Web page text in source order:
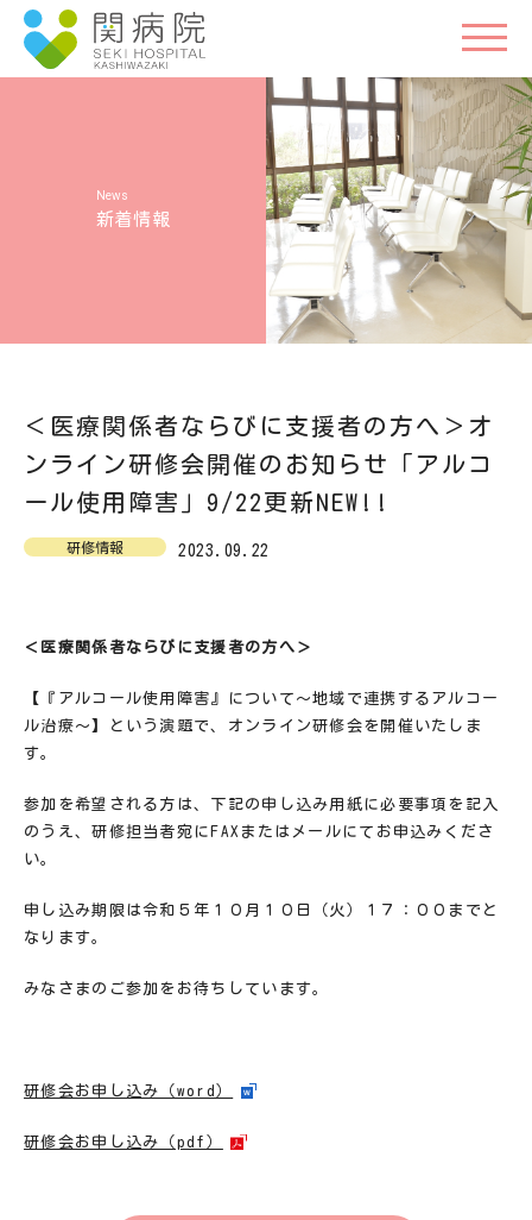
新着情報
＜医療関係者ならびに支援者の方へ＞オ
ンライン研修会開催のお知らせ「アルコ
ール使用障害」9/22更新NEW!!
研修情報 2023.09.22
＜医療関係者ならびに支援者の方へ＞
【『アルコール使用障害』について～地域で連携するアルコー
ル治療～】という演題で、オンライン研修会を開催いたしま
す。
参加を希望される方は、下記の申し込み用紙に必要事項を記入
のうえ、研修担当者宛にFAXまたはメールにてお申込みくださ
い。
申し込み期限は令和５年１０月１０日（火）１７：００までと
なります。
みなさまのご参加をお待ちしています。
研修会お申し込み（word）
研修会お申し込み（pdf）